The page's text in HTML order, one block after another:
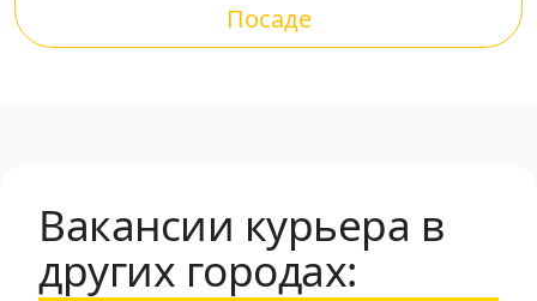
Посаде
Вакансии курьера в
других городах: